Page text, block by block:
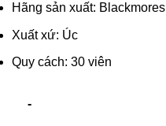
Hãng sản xuất: Blackmores
Xuất xứ: Úc
Quy cách: 30 viên